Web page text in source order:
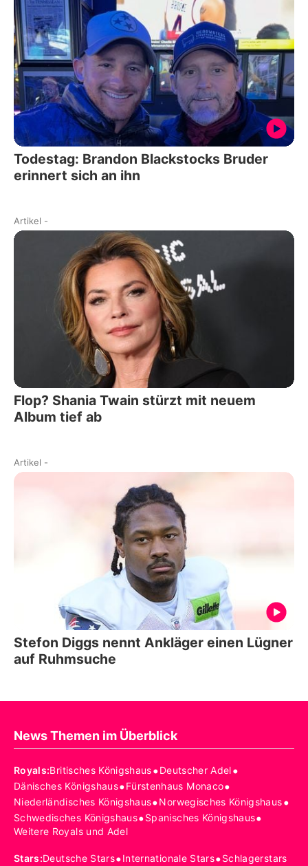
Todestag: Brandon Blackstocks Bruder
erinnert sich an ihn
Artikel -
Flop? Shania Twain stürzt mit neuem
Album tief ab
Artikel -
Stefon Diggs nennt Ankläger einen Lügner
auf Ruhmsuche
News Themen im Überblick
Royals:Britisches Königshaus•Deutscher Adel•
Dänisches Königshaus•Fürstenhaus Monaco•
Niederländisches Königshaus•Norwegisches Königshaus•
Schwedisches Königshaus•Spanisches Königshaus•
Weitere Royals und Adel
Stars:Deutsche Stars•Internationale Stars•Schlagerstars